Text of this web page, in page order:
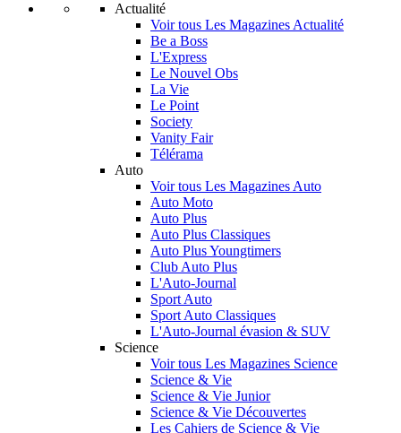
Actualité
Voir tous Les Magazines Actualité
Be a Boss
L'Express
Le Nouvel Obs
La Vie
Le Point
Society
Vanity Fair
Télérama
Auto
Voir tous Les Magazines Auto
Auto Moto
Auto Plus
Auto Plus Classiques
Auto Plus Youngtimers
Club Auto Plus
L'Auto-Journal
Sport Auto
Sport Auto Classiques
L'Auto-Journal évasion & SUV
Science
Voir tous Les Magazines Science
Science & Vie
Science & Vie Junior
Science & Vie Découvertes
Les Cahiers de Science & Vie